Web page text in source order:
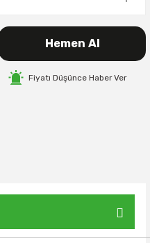
Hemen Al
Fiyatı Düşünce Haber Ver